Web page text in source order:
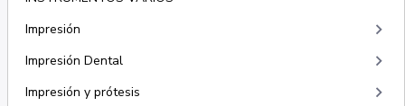
Impresión
keyboard_arrow_right
Impresión Dental keyboard_arrow_right
Impresión y prótesis keyboard_arrow_right